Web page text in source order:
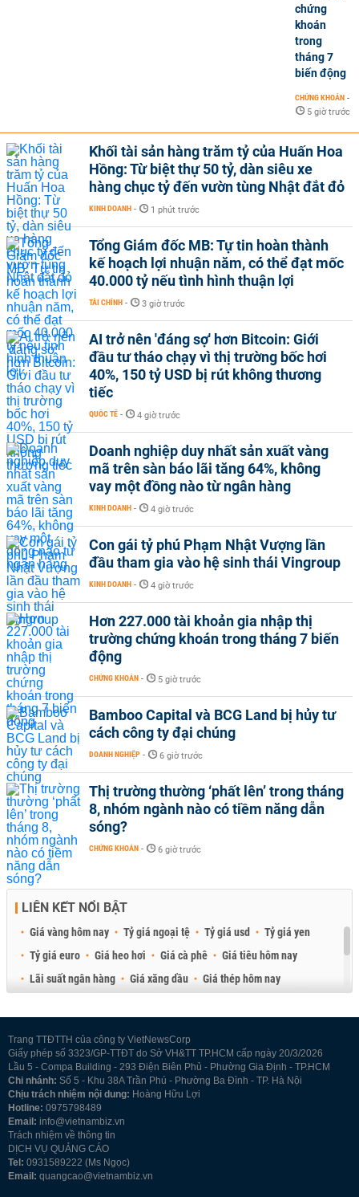
chứng
khoán
trong
tháng 7
biến động
CHỨNG KHOÁN -
5 giờ trước
Khối tài sản hàng trăm tỷ của Huấn Hoa
Hồng: Từ biệt thự 50 tỷ, dàn siêu xe
hàng chục tỷ đến vườn tùng Nhật đắt đỏ
KINH DOANH - 1 phút trước
Tổng Giám đốc MB: Tự tin hoàn thành
kế hoạch lợi nhuận năm, có thể đạt mốc
40.000 tỷ nếu tình hình thuận lợi
TÀI CHÍNH - 3 giờ trước
AI trở nên 'đáng sợ' hơn Bitcoin: Giới
đầu tư tháo chạy vì thị trường bốc hơi
40%, 150 tỷ USD bị rút không thương
tiếc
QUỐC TẾ - 4 giờ trước
Doanh nghiệp duy nhất sản xuất vàng
mã trên sàn báo lãi tăng 64%, không
vay một đồng nào từ ngân hàng
KINH DOANH - 4 giờ trước
Con gái tỷ phú Phạm Nhật Vượng lần
đầu tham gia vào hệ sinh thái Vingroup
KINH DOANH - 4 giờ trước
Hơn 227.000 tài khoản gia nhập thị
trường chứng khoán trong tháng 7 biến
động
CHỨNG KHOÁN - 5 giờ trước
Bamboo Capital và BCG Land bị hủy tư
cách công ty đại chúng
DOANH NGHIỆP - 6 giờ trước
Thị trường thường ‘phất lên’ trong tháng
8, nhóm ngành nào có tiềm năng dẫn
sóng?
CHỨNG KHOÁN - 6 giờ trước
LIÊN KẾT NỔI BẬT
Giá vàng hôm nay Tỷ giá ngoại tệ Tỷ giá usd
Tỷ giá yen
Tỷ giá euro
Giá heo hơi Giá cà phê
Giá tiêu hôm nay
Lãi suất ngân hàng
Giá xăng dầu
Giá thép hôm nay
Trang TTĐTTH của công ty VietNewsCorp
Giấy phép số 3323/GP-TTĐT do Sở VH&TT TP.HCM cấp ngày 20/3/2026
Lầu 5 - Compa Building - 293 Điện Biên Phủ - Phường Gia Định - TP.HCM
Chi nhánh: Số 5 - Khu 38A Trần Phú - Phường Ba Đình - TP. Hà Nội
Chịu trách nhiệm nội dung: Hoàng Hữu Lợi
Hotline: 0975798489
Email: info@vietnambiz.vn
Trách nhiệm về thông tin
DỊCH VỤ QUẢNG CÁO
Tel: 0931589222 (Ms Ngọc)
Email: quangcao@vietnambiz.vn